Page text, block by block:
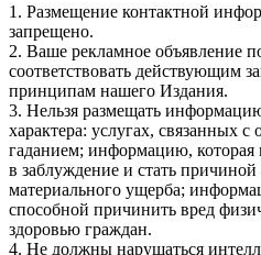
1. Размещение контактной
запрещено.
2. Ваше рекламное объявление
соответствовать действующим
принципам нашего Издания.
3. Нельзя размещать
характера: услугах, связанных с
гаданием; информацию, которая
в заблуждение и стать
материального ущерба;
способной причинить вред
здоровью граждан.
4. Не должны нарушаться